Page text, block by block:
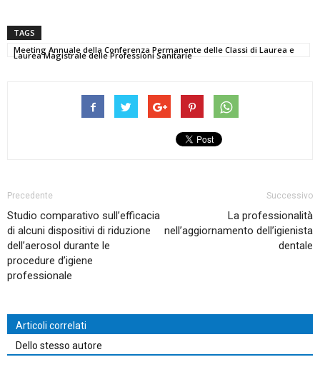
TAGS
Meeting Annuale della Conferenza Permanente delle Classi di Laurea e
Laurea Magistrale delle Professioni Sanitarie
Precedente
Studio comparativo sull’efficacia
di alcuni dispositivi di riduzione
dell’aerosol durante le
procedure d’igiene
professionale
Successivo
La professionalità
nell’aggiornamento dell’igienista
dentale
Articoli correlati
Dello stesso autore